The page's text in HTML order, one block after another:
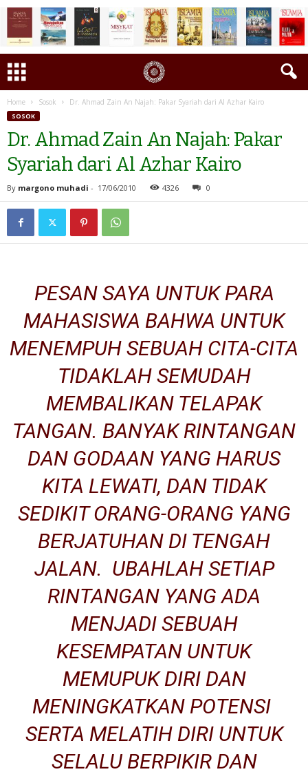
Home Sosok Dr. Ahmad Zain An Najah: Pakar Syariah dari Al Azhar Kairo
SOSOK
Dr. Ahmad Zain An Najah: Pakar
Syariah dari Al Azhar Kairo
By margono muhadi - 17/06/2010 4326 0
PESAN SAYA UNTUK PARA
MAHASISWA BAHWA UNTUK
MENEMPUH SEBUAH CITA-CITA
TIDAKLAH SEMUDAH
MEMBALIKAN TELAPAK
TANGAN. BANYAK RINTANGAN
DAN GODAAN YANG HARUS
KITA LEWATI, DAN TIDAK
SEDIKIT ORANG-ORANG YANG
BERJATUHAN DI TENGAH
JALAN. UBAHLAH SETIAP
RINTANGAN YANG ADA
MENJADI SEBUAH
KESEMPATAN UNTUK
MEMUPUK DIRI DAN
MENINGKATKAN POTENSI
SERTA MELATIH DIRI UNTUK
SELALU BERPIKIR DAN